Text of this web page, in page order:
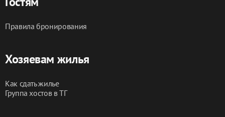
Правила бронирования
Хозяевам жилья
Как сдать жилье
Группа хостов в ТГ